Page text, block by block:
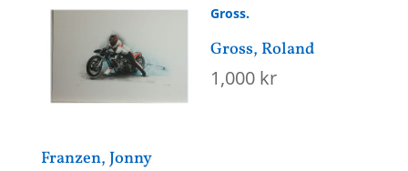
Franzen, Jonny
Gross, Roland
1,000 kr